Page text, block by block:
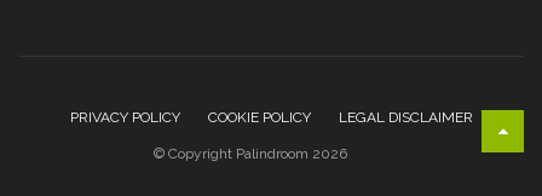
PRIVACY POLICY COOKIE POLICY LEGAL DISCLAIMER
© Copyright Palindroom 2026